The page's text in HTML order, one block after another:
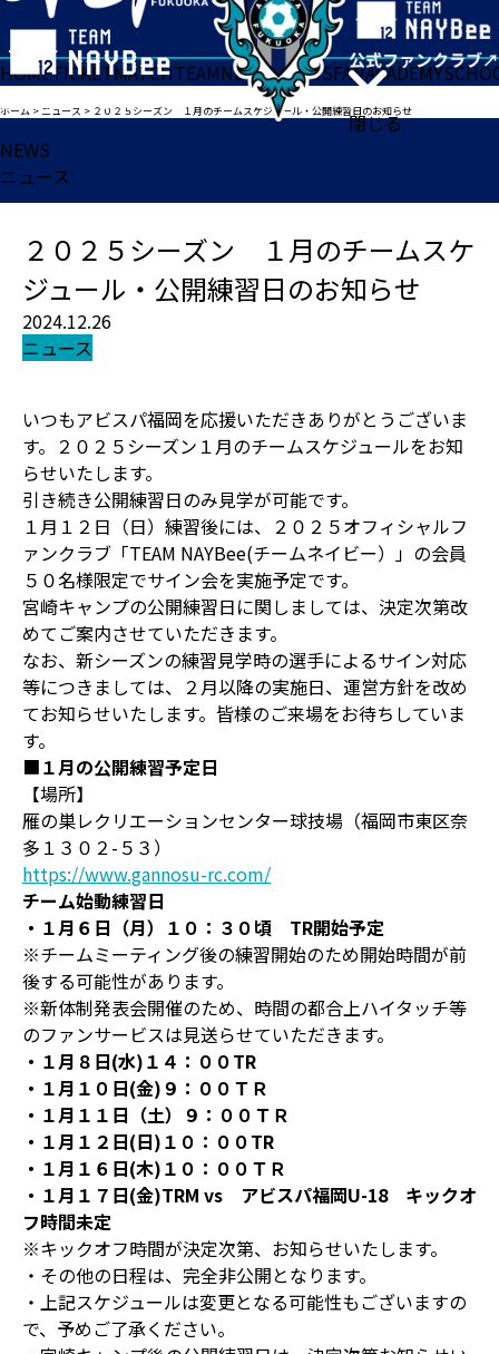
閉じる
HOMETICKETMATCHTEAMNEWSGOODSFANACADEMY
ホーム >ニュース > ２０２５シーズン １月のチームスケジュール・公開練習日のお知らせ
NEWS
ニュース
２０２５シーズン １月のチームスケ
ジュール・公開練習日のお知らせ
2024.12.26
ニュース
いつもアビスパ福岡を応援いただきありがとうございま
す。２０２５シーズン１月のチームスケジュールをお知
らせいたします。
引き続き公開練習日のみ見学が可能です。
１月１２日（日）練習後には、２０２５オフィシャルフ
ァンクラブ「TEAM NAYBee(チームネイビー）」の会員
５０名様限定でサイン会を実施予定です。
宮崎キャンプの公開練習日に関しましては、決定次第改
めてご案内させていただきます。
なお、新シーズンの練習見学時の選手によるサイン対応
等につきましては、２月以降の実施日、運営方針を改め
てお知らせいたします。皆様のご来場をお待ちしていま
す。
■１月の公開練習予定日
【場所】
雁の巣レクリエーションセンター球技場（福岡市東区奈
多１３０２-５３）
https://www.gannosu-rc.com/
チーム始動練習日
・１月６日（月）１０：３０頃 TR開始予定
※チームミーティング後の練習開始のため開始時間が前
後する可能性があります。
※新体制発表会開催のため、時間の都合上ハイタッチ等
のファンサービスは見送らせていただきます。
・１月８日(水)１４：００TR
・１月１０日(金)９：００ＴＲ
・１月１１日（土）９：００ＴＲ
・１月１２日(日)１０：００TR
・１月１６日(木)１０：００ＴＲ
・１月１７日(金)TRM vs アビスパ福岡U-18 キックオ
フ時間未定
※キックオフ時間が決定次第、お知らせいたします。
・その他の日程は、完全非公開となります。
・上記スケジュールは変更となる可能性もございますの
で、予めご了承ください。